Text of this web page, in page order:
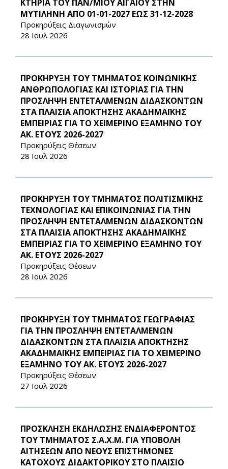
ΚΤΗΡΙΑ ΤΟΥ ΠΑΝ/ΜΙΟΥ ΑΙΓΑΙΟΥ ΣΤΗΝ
ΜΥΤΙΛΗΝΗ ΑΠΟ 01-01-2027 ΕΩΣ 31-12-2028
Προκηρύξεις Διαγωνισμών
28 Ιουλ 2026
ΠΡΟΚΗΡΥΞΗ ΤΟΥ ΤΜΗΜΑΤΟΣ ΚΟΙΝΩΝΙΚΗΣ
ΑΝΘΡΩΠΟΛΟΓΙΑΣ ΚΑΙ ΙΣΤΟΡΙΑΣ ΓΙΑ ΤΗΝ
ΠΡΟΣΛΗΨΗ ΕΝΤΕΤΑΛΜΕΝΩΝ ΔΙΔΑΣΚΟΝΤΩΝ
ΣΤΑ ΠΛΑΙΣΙΑ ΑΠΟΚΤΗΣΗΣ ΑΚΑΔΗΜΑΪΚΗΣ
ΕΜΠΕΙΡΙΑΣ ΓΙΑ ΤΟ ΧΕΙΜΕΡΙΝΟ ΕΞΑΜΗΝΟ ΤΟΥ
ΑΚ. ΕΤΟΥΣ 2026-2027
Προκηρύξεις Θέσεων
28 Ιουλ 2026
ΠΡΟΚΗΡΥΞΗ ΤΟΥ ΤΜΗΜΑΤΟΣ ΠΟΛΙΤΙΣΜΙΚΗΣ
ΤΕΧΝΟΛΟΓΙΑΣ ΚΑΙ ΕΠΙΚΟΙΝΩΝΙΑΣ ΓΙΑ ΤΗΝ
ΠΡΟΣΛΗΨΗ ΕΝΤΕΤΑΛΜΕΝΩΝ ΔΙΔΑΣΚΟΝΤΩΝ
ΣΤΑ ΠΛΑΙΣΙΑ ΑΠΟΚΤΗΣΗΣ ΑΚΑΔΗΜΑΪΚΗΣ
ΕΜΠΕΙΡΙΑΣ ΓΙΑ ΤΟ ΧΕΙΜΕΡΙΝΟ ΕΞΑΜΗΝΟ ΤΟΥ
ΑΚ. ΕΤΟΥΣ 2026-2027
Προκηρύξεις Θέσεων
28 Ιουλ 2026
ΠΡΟΚΗΡΥΞΗ ΤΟΥ ΤΜΗΜΑΤΟΣ ΓΕΩΓΡΑΦΙΑΣ
ΓΙΑ ΤΗΝ ΠΡΟΣΛΗΨΗ ΕΝΤΕΤΑΛΜΕΝΩΝ
ΔΙΔΑΣΚΟΝΤΩΝ ΣΤΑ ΠΛΑΙΣΙΑ ΑΠΟΚΤΗΣΗΣ
ΑΚΑΔΗΜΑΪΚΗΣ ΕΜΠΕΙΡΙΑΣ ΓΙΑ ΤΟ ΧΕΙΜΕΡΙΝΟ
ΕΞΑΜΗΝΟ ΤΟΥ ΑΚ. ΕΤΟΥΣ 2026-2027
Προκηρύξεις Θέσεων
27 Ιουλ 2026
ΠΡΟΣΚΛΗΣΗ ΕΚΔΗΛΩΣΗΣ ΕΝΔΙΑΦΕΡΟΝΤΟΣ
ΤΟΥ ΤΜΗΜΑΤΟΣ Σ.Α.Χ.Μ. ΓΙΑ ΥΠΟΒΟΛΗ
ΑΙΤΗΣΕΩΝ ΑΠΟ ΝΕΟΥΣ ΕΠΙΣΤΗΜΟΝΕΣ
ΚΑΤΟΧΟΥΣ ΔΙΔΑΚΤΟΡΙΚΟΥ ΣΤΟ ΠΛΑΙΣΙΟ